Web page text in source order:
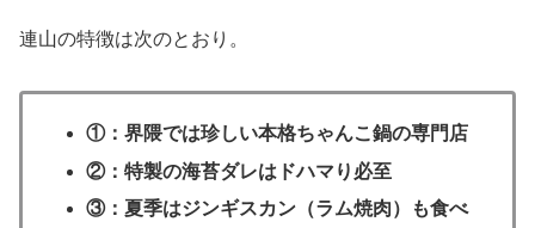
連山の特徴は次のとおり。
①：界隈では珍しい本格ちゃんこ鍋の専門店
②：特製の海苔ダレはドハマり必至
③：夏季はジンギスカン（ラム焼肉）も食べ